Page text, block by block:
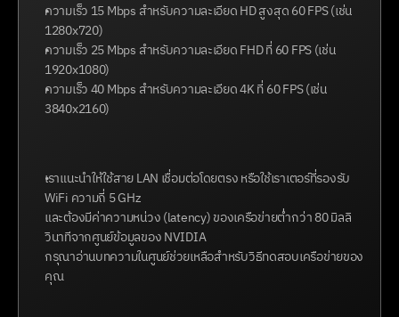
ความเร็ว 15 Mbps สำหรับความละเอียด HD สูงสุด 60 FPS (เช่น
1280x720)
ความเร็ว 25 Mbps สำหรับความละเอียด FHD ที่ 60 FPS (เช่น
1920x1080)
ความเร็ว 40 Mbps สำหรับความละเอียด 4K ที่ 60 FPS (เช่น
3840x2160)
เราแนะนำให้ใช้สาย LAN เชื่อมต่อโดยตรง หรือใช้เราเตอร์ที่รองรับ
WiFi ความถี่ 5 GHz
และต้องมีค่าความหน่วง (latency) ของเครือข่ายต่ำกว่า 80 มิลลิ
วินาทีจากศูนย์ข้อมูลของ NVIDIA
กรุณาอ่านบทความในศูนย์ช่วยเหลือสำหรับวิธีทดสอบเครือข่ายของ
คุณ